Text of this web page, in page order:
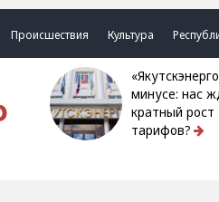
Происшествия Культура
«Якутскэнерго» в
минусе: нас
кратный рост
тарифов?